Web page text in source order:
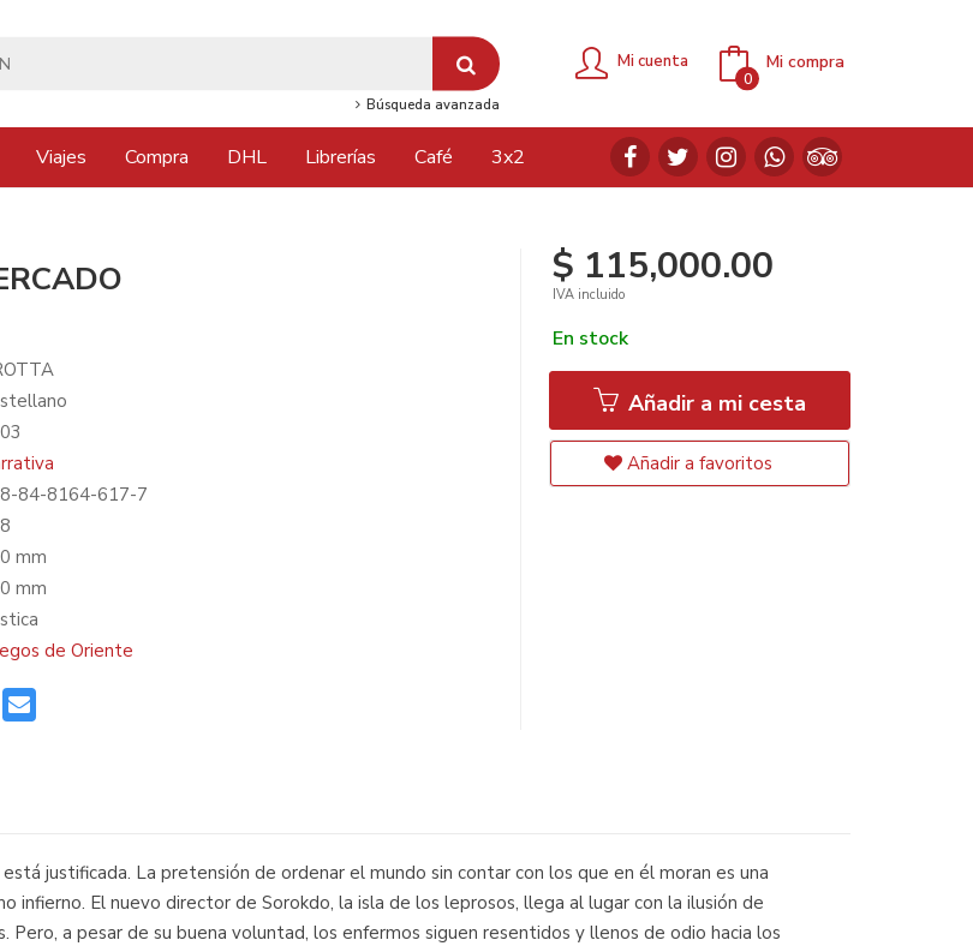
Búsqueda avanzada
Mi cuenta Mi compra
0
Viajes Compra DHL Librerías Café 3x2
84-8164-617-7
mm
mm
de Oriente
$ 115,000.00
IVA incluido
En stock
Añadir a mi cesta
Añadir a favoritos
justificada. La pretensión de ordenar el mundo sin contar con los que en él moran es una
El nuevo director de Sorokdo, la isla de los leprosos, llega al lugar con la ilusión de
a pesar de su buena voluntad, los enfermos siguen resentidos y llenos de odio hacia los